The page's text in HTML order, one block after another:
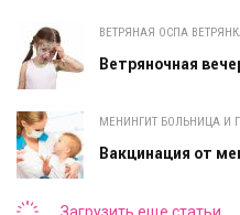
ВЕТРЯНАЯ ОСПА
Ветряночная
МЕНИНГИТ БОЛЬНИЦА И
Вакцинация от
Загрузить еще статьи